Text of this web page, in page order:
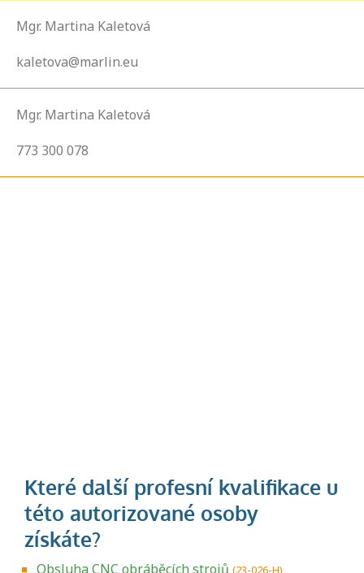
Mgr. Martina Kaletová
kaletova@marlin.eu
Mgr. Martina Kaletová
773 300 078
Obsluha CNC obráběcích strojů (23-026-H)